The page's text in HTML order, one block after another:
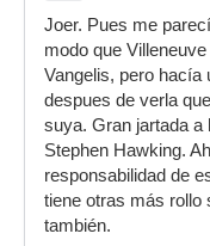
Joer. Pues me
modo que
Vangelis, pero
despues de verla
suya. Gran jartada a
Stephen Hawking.
responsabilidad de
tiene otras más rollo
también.